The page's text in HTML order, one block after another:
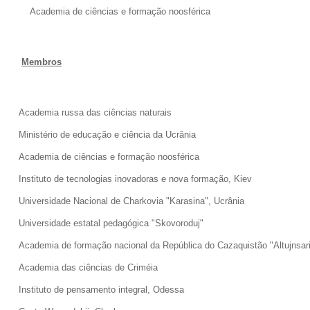
Academia de ciências e formação noosférica
Membros
Academia russa das ciências naturais
Ministério de educação e ciência da Ucrânia
Academia de ciências e formação noosférica
Instituto de tecnologias inovadoras e nova formação, Kiev
Universidade Nacional de Charkovia "Karasina", Ucrânia
Universidade estatal pedagógica "Skovoroduj"
Academia de formação nacional da República do Cazaquistão
Academia das ciências de Criméia
Instituto de pensamento integral, Odessa